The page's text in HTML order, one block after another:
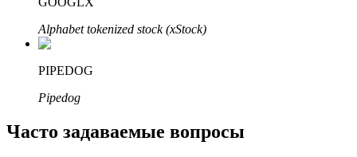
Партнеры Bitrue
До 65% комиссии!
Alphabet tokenized stock (xStock)
PIPEDOG
Pipedog
Часто задаваемые вопросы